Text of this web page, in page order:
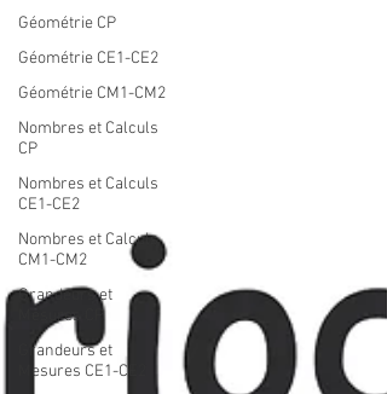
Géométrie CP
Géométrie CE1-CE2
Géométrie CM1-CM2
Nombres et Calculs
CP
Nombres et Calculs
CE1-CE2
Nombres et Calculs
CM1-CM2
Grandeurs et
Mesures CP
Grandeurs et
Mesures CE1-CE2